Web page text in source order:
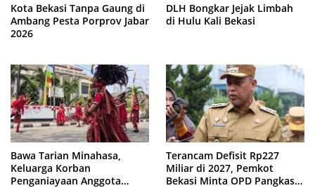
Kota Bekasi Tanpa Gaung di
Ambang Pesta Porprov Jabar
2026
DLH Bongkar Jejak Limbah
di Hulu Kali Bekasi
Bawa Tarian Minahasa,
Keluarga Korban
Penganiayaan Anggota
Terancam Defisit Rp227
Miliar di 2027, Pemkot
Bekasi Minta OPD Pangkas